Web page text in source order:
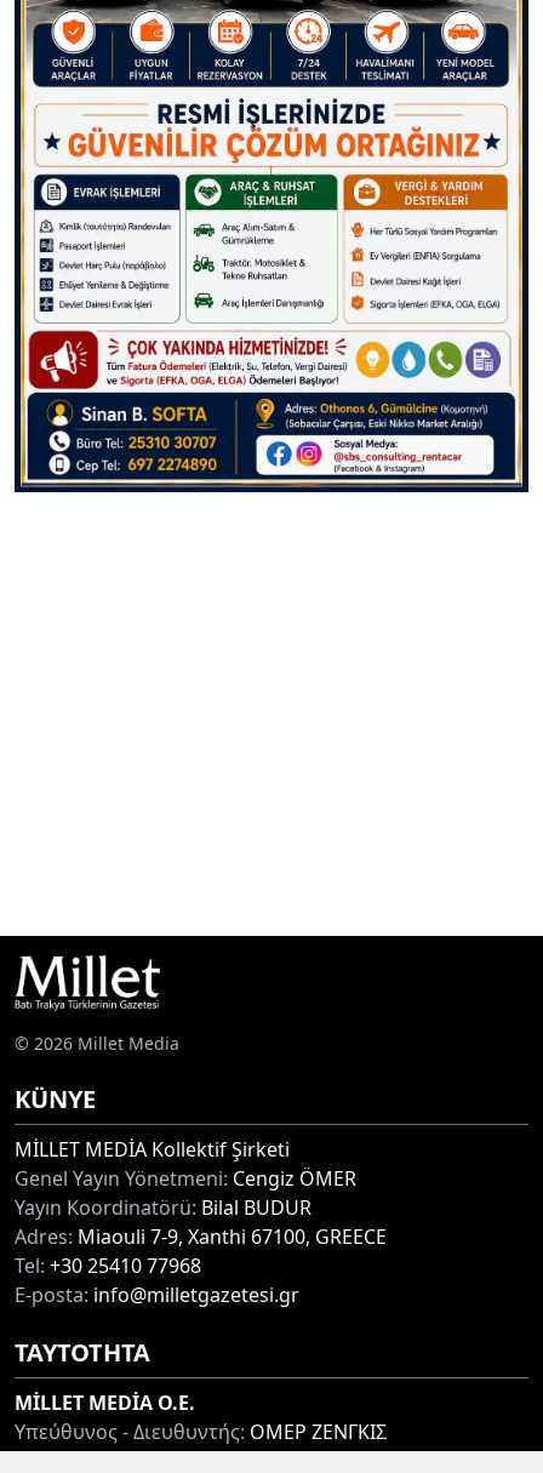
© 2026 Millet Media
KÜNYE
MİLLET MEDİA Kollektif Şirketi
Genel Yayın Yönetmeni: Cengiz ÖMER
Yayın Koordinatörü: Bilal BUDUR
Adres: Miaouli 7-9, Xanthi 67100, GREECE
Tel: +30 25410 77968
E-posta: info@milletgazetesi.gr
ΤΑΥΤΟΤΗΤΑ
MİLLET MEDİA O.E.
Υπεύθυνος - Διευθυντής: ΟΜΕΡ ΖΕΝΓΚΙΣ